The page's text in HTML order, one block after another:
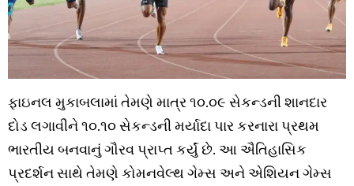
ફાઇનલ મુકાબલામાં તેમણે માત્ર ૧૦.૦૯ સેકન્ડની શાનદાર
દોડ લગાવીને ૧૦.૧૦ સેકન્ડની મર્યાદા પાર કરનારા પ્રથમ
ભારતીય બનવાનું ગૌરવ પ્રાપ્ત કર્યું છે. આ ઐતિહાસિક
પ્રદર્શન સાથે તેમણે કોમનવેલ્થ ગેમ્સ અને એશિયન ગેમ્સ